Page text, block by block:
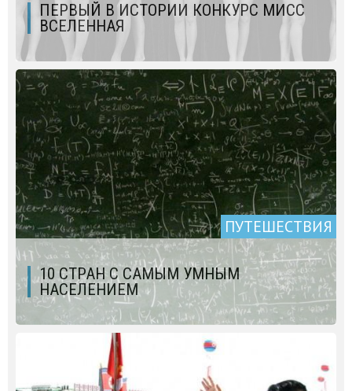
ПЕРВЫЙ В ИСТОРИИ КОНКУРС МИСС
ВСЕЛЕННАЯ
ПУТЕШЕСТВИЯ
10 СТРАН С САМЫМ УМНЫМ
НАСЕЛЕНИЕМ